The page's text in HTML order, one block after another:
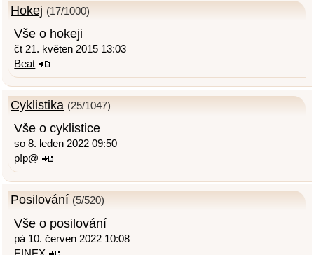
Hokej (17/1000)
Vše o hokeji
čt 21. květen 2015 13:03
Beat
Cyklistika (25/1047)
Vše o cyklistice
so 8. leden 2022 09:50
p!p@
Posilování (5/520)
Vše o posilování
pá 10. červen 2022 10:08